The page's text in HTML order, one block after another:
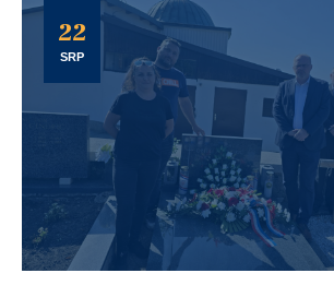
22
SRP